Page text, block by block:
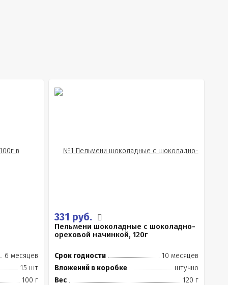
6 месяцев
15 шт
100 г
331 руб.
Пельмени шоколадные с шоколадно-
ореховой начинкой, 120г
Срок годности
10 месяцев
Вложений в коробке
штучно
Вес
120 г